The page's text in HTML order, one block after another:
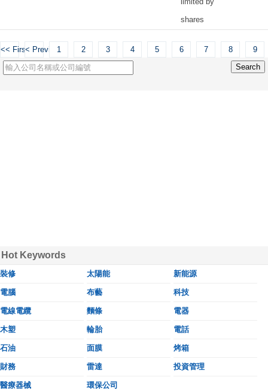
shares
<< First< Previous1 2 3 4 5 6 7 8 9
Hot Keywords
裝修 太陽能 新能源
電腦 布藝 科技
電線電纜 麵條 電器
木塑 輪胎 電話
石油 面膜 烤箱
財務 雷達 投資管理
醫療器械 環保公司